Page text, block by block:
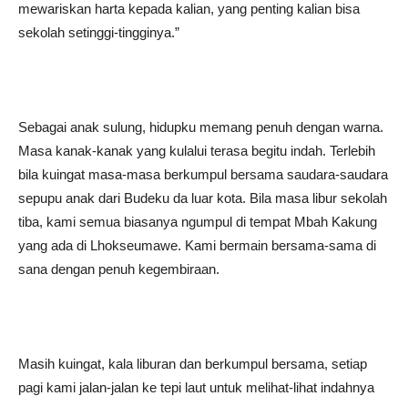
mewariskan harta kepada kalian, yang penting kalian bisa
sekolah setinggi-tingginya.”
Sebagai anak sulung, hidupku memang penuh dengan warna.
Masa kanak-kanak yang kulalui terasa begitu indah. Terlebih
bila kuingat masa-masa berkumpul bersama saudara-saudara
sepupu anak dari Budeku da luar kota. Bila masa libur sekolah
tiba, kami semua biasanya ngumpul di tempat Mbah Kakung
yang ada di Lhokseumawe. Kami bermain bersama-sama di
sana dengan penuh kegembiraan.
Masih kuingat, kala liburan dan berkumpul bersama, setiap
pagi kami jalan-jalan ke tepi laut untuk melihat-lihat indahnya